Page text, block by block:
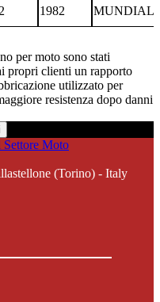
1982 MUNDIAL
per moto sono stati
propri clienti un rapporto
utilizzato per
resistenza dopo danni
(Torino) - Italy